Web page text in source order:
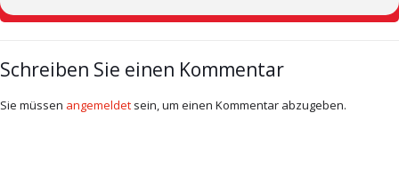
Schreiben Sie einen Kommentar
Sie müssen angemeldet sein, um einen Kommentar abzugeben.